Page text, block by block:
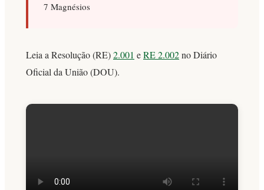
7 Magnésios
Leia a Resolução (RE)2.001 eRE 2.002no Diário
Oficial da União (DOU).